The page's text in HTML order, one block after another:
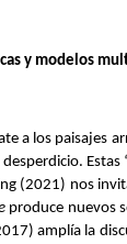
y modelos
a los paisajes
(2021) nos
produce nuevos
amplía la